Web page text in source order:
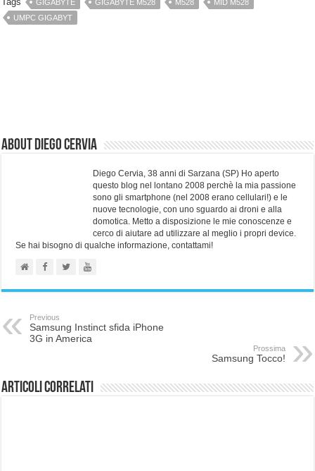
GIGABYTE GIGABYTE M528 M528
MID M528
UMPC GIGABYT
About Diego Cervia
Diego Cervia, 38 anni di Sarzana (SP) Ho aperto
questo blog nel lontano 2008 perchè la mia passione
sono gli smartphone (nel 2008 erano cellulari!) e le
nuove tecnologie, con uno sguardo ai droni e alla
domotica. Metto a disposizione le mie conoscenze e
cerco di aiutare ad utilizzare al meglio i propri device.
Se hai bisogno di qualche informazione, contattami!
Previous
Samsung Instinct sfida iPhone
3G in America
Prossima
Samsung Tocco!
Articoli correlati